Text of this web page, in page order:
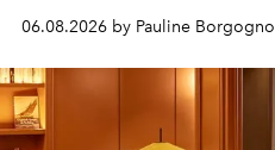
06.08.2026 by Pauline Borgogno